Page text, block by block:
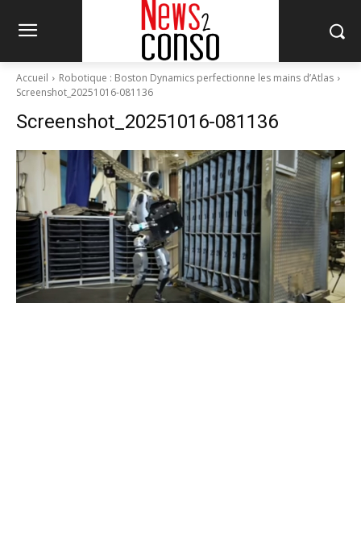
Accueil
Robotique : Boston Dynamics perfectionne les mains d’Atlas
Screenshot_20251016-081136
Screenshot_20251016-081136